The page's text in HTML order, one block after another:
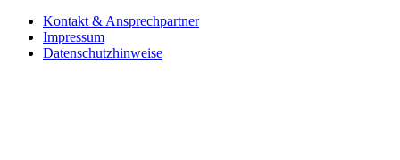
Kontakt & Ansprechpartner
Impressum
Datenschutzhinweise